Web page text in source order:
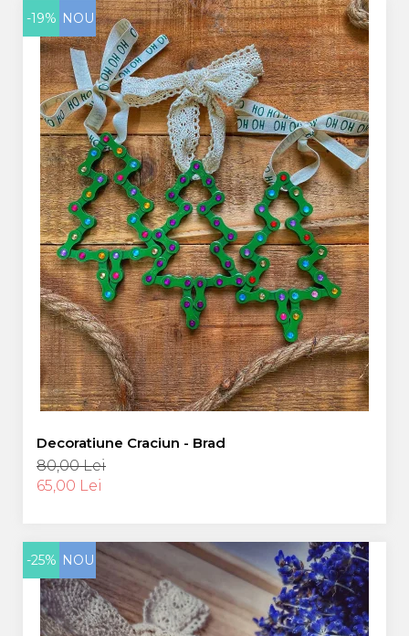
-19% NOU
Decoratiune Craciun - Brad
80,00 Lei
65,00 Lei
-25% NOU